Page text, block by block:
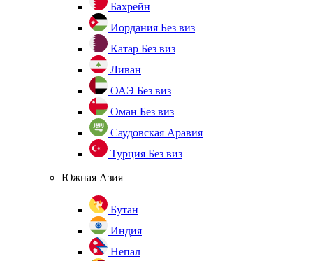
Бахрейн
Иордания Без виз
Катар Без виз
Ливан
ОАЭ Без виз
Оман Без виз
Саудовская Аравия
Турция Без виз
Южная Азия
Бутан
Индия
Непал